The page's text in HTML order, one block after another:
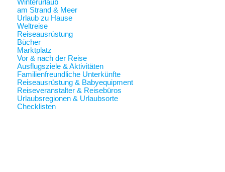
Winterurlaub
am Strand & Meer
Urlaub zu Hause
Weltreise
Reiseausrüstung
Bücher
Marktplatz
Vor & nach der Reise
Ausflugsziele & Aktivitäten
Familienfreundliche Unterkünfte
Reiseausrüstung & Babyequipment
Reiseveranstalter & Reisebüros
Urlaubsregionen & Urlaubsorte
Checklisten